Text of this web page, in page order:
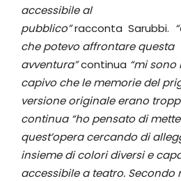
accessibile al
pubblico”racconta Sarubbi.
che potevo affrontare questa
avventura”continua “mi
capivo che le memorie del
versione originale erano
continua “ho pensato di
quest’opera cercando di
insieme di colori diversi e
accessibile a teatro.